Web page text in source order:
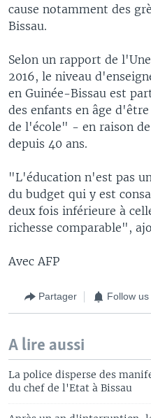
cause notamment des
Bissau.
Selon un rapport de
2016, le niveau
en Guinée-Bissau est
des enfants en âge
de l'école" - en raison
depuis 40 ans.
"L'éducation n'est pas
du budget qui y est
deux fois inférieure à
richesse comparable",
Avec AFP
Partager Follow us
A lire aussi
La police disperse des
du chef de l'Etat à Bissau